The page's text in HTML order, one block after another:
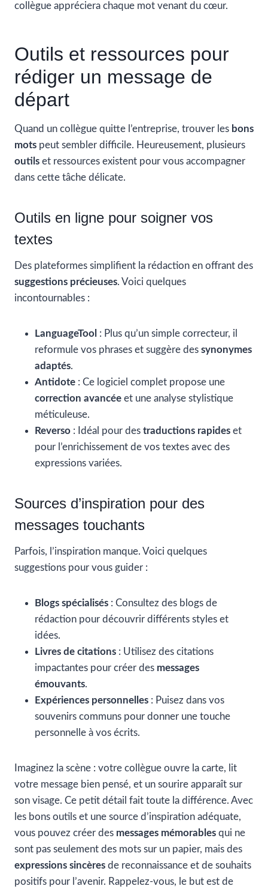
collègue appréciera chaque mot venant du cœur.
Outils et ressources pour
rédiger un message de
départ
Quand un collègue quitte l’entreprise, trouver les bons
mots peut sembler difficile. Heureusement, plusieurs
outils et ressources existent pour vous accompagner
dans cette tâche délicate.
Outils en ligne pour soigner vos
textes
Des plateformes simplifient la rédaction en offrant des
suggestions précieuses. Voici quelques
incontournables :
LanguageTool : Plus qu’un simple correcteur, il
reformule vos phrases et suggère des synonymes
adaptés.
Antidote : Ce logiciel complet propose une
correction avancée et une analyse stylistique
méticuleuse.
Reverso : Idéal pour des traductions rapides et
pour l’enrichissement de vos textes avec des
expressions variées.
Sources d’inspiration pour des
messages touchants
Parfois, l’inspiration manque. Voici quelques
suggestions pour vous guider :
Blogs spécialisés : Consultez des blogs de
rédaction pour découvrir différents styles et
idées.
Livres de citations : Utilisez des citations
impactantes pour créer des messages
émouvants.
Expériences personnelles : Puisez dans vos
souvenirs communs pour donner une touche
personnelle à vos écrits.
Imaginez la scène : votre collègue ouvre la carte, lit
votre message bien pensé, et un sourire apparaît sur
son visage. Ce petit détail fait toute la différence. Avec
les bons outils et une source d’inspiration adéquate,
vous pouvez créer des messages mémorables qui ne
sont pas seulement des mots sur un papier, mais des
expressions sincères de reconnaissance et de souhaits
positifs pour l’avenir. Rappelez-vous, le but est de